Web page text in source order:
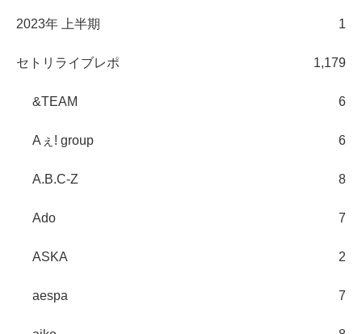
2023年 上半期 1
セトリライブレポ 1,179
&TEAM 6
Aぇ! group 6
A.B.C-Z 8
Ado 7
ASKA 2
aespa 7